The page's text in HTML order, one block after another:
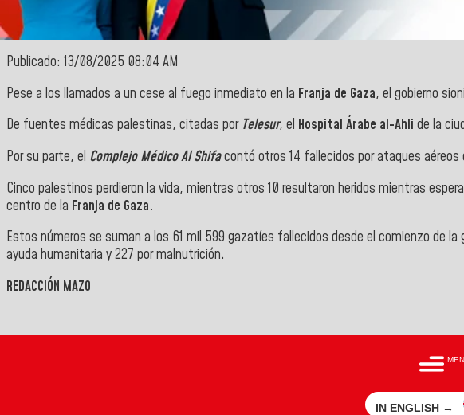
Publicado: 13/08/2025 08:04 AM
Pese a los llamados a un cese al fuego inmediato en la Franja de Gaza, el gobierno
De fuentes médicas palestinas, citadas por Telesur, el Hospital Árabe al-Ahli de la
Por su parte, el Complejo Médico Al Shifacontó otros 14 fallecidos por ataques
Cinco palestinos perdieron la vida, mientras otros 10 resultaron heridos mientras
centro de la Franja de Gaza.
Estos números se suman a los 61 mil 599 gazatíes fallecidos desde el comienzo de
ayuda humanitaria y 227 por malnutrición.
REDACCIÓN MAZO
IN ENGLISH →